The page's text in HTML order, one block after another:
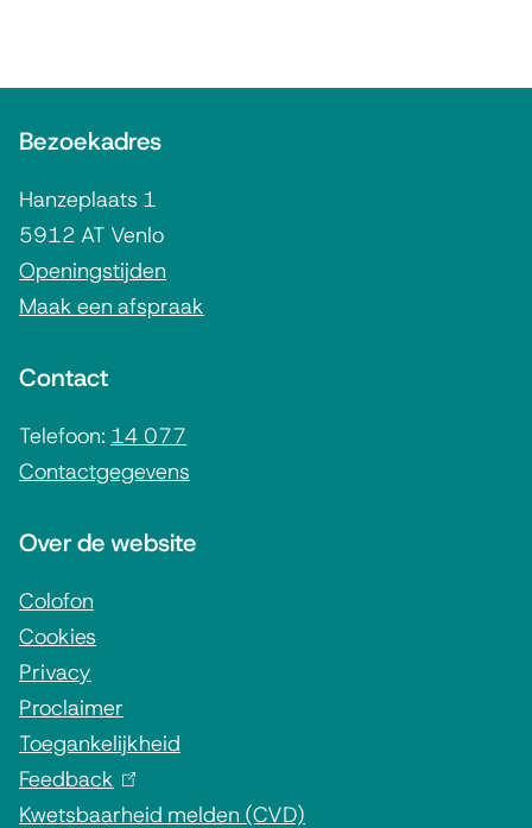
c
k
m
m
Bezoekadres
Hanzeplaats 1
5912 AT Venlo
Openingstijden
Maak een afspraak
Contact
Telefoon: 14 077
Contactgegevens
Over de website
Colofon
Cookies
Privacy
Proclaimer
Toegankelijkheid
Feedback
l
Kwetsbaarheid melden (CVD)